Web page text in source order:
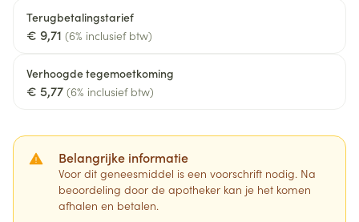
Terugbetalingstarief
€ 9,71 (6% inclusief btw)
Verhoogde tegemoetkoming
€ 5,77 (6% inclusief btw)
Belangrijke informatie
Voor dit geneesmiddel is een voorschrift nodig. Na
beoordeling door de apotheker kan je het komen
afhalen en betalen.